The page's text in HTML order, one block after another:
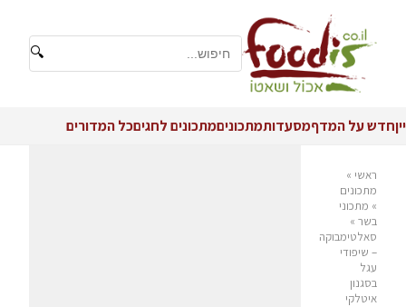
🔍
ייןחדש על המדףמסעדותמתכוניםמתכונים לחגיםכל המדורים
ראשי »
מתכונים
» מתכוני
בשר »
סאלטימבוקה
– שיפודי
עגל
בסגנון
איטלקי